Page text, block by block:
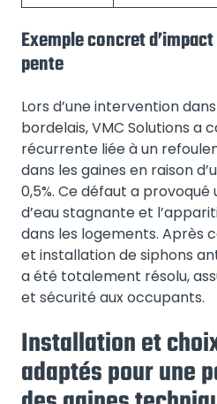
Exemple concret
pente
Lors d’une intervention
bordelais, VMC Solutions a
récurrente liée à un
dans les gaines en raison
0,5%. Ce défaut a
d’eau stagnante et
dans les logements. Après
et installation de siphons
a été totalement résolu,
et sécurité aux occupants.
Installation et
adaptés pour une